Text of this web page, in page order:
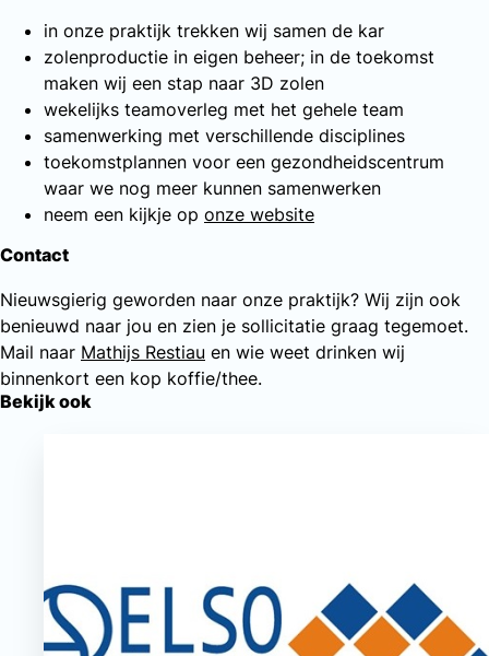
in onze praktijk trekken wij samen de kar
zolenproductie in eigen beheer; in de toekomst
maken wij een stap naar 3D zolen
wekelijks teamoverleg met het gehele team
samenwerking met verschillende disciplines
toekomstplannen voor een gezondheidscentrum
waar we nog meer kunnen samenwerken
neem een kijkje op onze website
Contact
Nieuwsgierig geworden naar onze praktijk? Wij zijn ook
benieuwd naar jou en zien je sollicitatie graag tegemoet.
Mail naar Mathijs Restiau en wie weet drinken wij
binnenkort een kop koffie/thee.
Bekijk ook